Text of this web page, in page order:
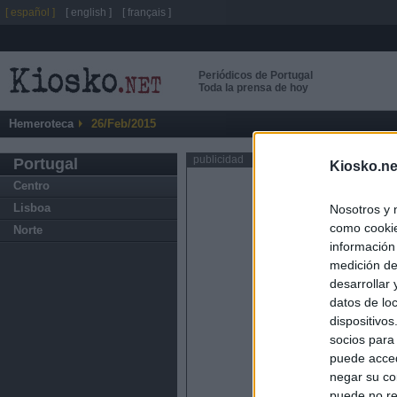
Nosotros y
como
medición
desarrollar
datos de
socios
puede
negar su
Periódicos de Portugal
Toda la prensa de hoy
Hemeroteca 26/Feb/2015
Portugal
Centro
Lisboa
Norte
publicidad
[ español ] [ english ] [ français ]